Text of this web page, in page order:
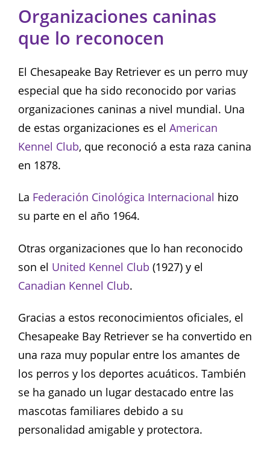
Organizaciones caninas
que lo reconocen
El Chesapeake Bay Retriever es un perro muy
especial que ha sido reconocido por varias
organizaciones caninas a nivel mundial. Una
de estas organizaciones es el American
Kennel Club, que reconoció a esta raza canina
en 1878.
La Federación Cinológica Internacional hizo
su parte en el año 1964.
Otras organizaciones que lo han reconocido
son el United Kennel Club (1927) y el
Canadian Kennel Club.
Gracias a estos reconocimientos oficiales, el
Chesapeake Bay Retriever se ha convertido en
una raza muy popular entre los amantes de
los perros y los deportes acuáticos. También
se ha ganado un lugar destacado entre las
mascotas familiares debido a su
personalidad amigable y protectora.